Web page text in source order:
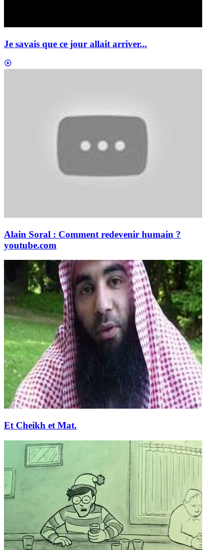
Je savais que ce jour allait arriver...
Alain Soral : Comment redevenir humain ?
youtube.com
Et Cheikh et Mat.